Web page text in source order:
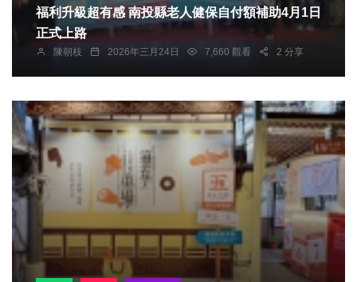
福利升級超有感 南投縣老人健保自付額補助4月1日
正式上路
陳朝枝 2026年三月24日 7,660 觀看 2 分享